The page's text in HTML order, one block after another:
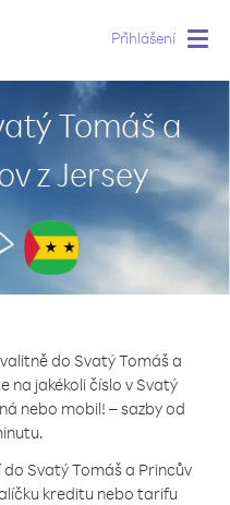
Přihlášení
Tomáš a
z Jersey
do Svatý Tomáš a
na jakékoli číslo v Svatý
nebo mobil! – sazby od
Svatý Tomáš a Princův
kreditu nebo tarifu